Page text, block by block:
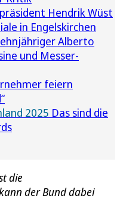
Hendrik Wüst
in Engelskirchen
Alberto
und Messer-
feiern
2025 Das sind die
die
der Bund dabei